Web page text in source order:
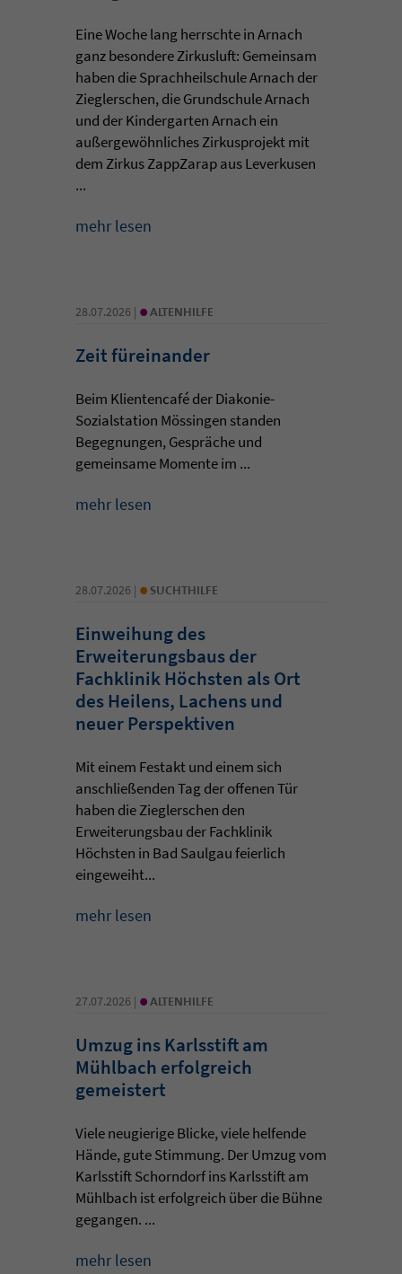
Eine Woche lang herrschte in Arnach
ganz besondere Zirkusluft: Gemeinsam
haben die Sprachheilschule Arnach der
Zieglerschen, die Grundschule Arnach
und der Kindergarten Arnach ein
außergewöhnliches Zirkusprojekt mit
dem Zirkus ZappZarap aus Leverkusen
...
mehr lesen
28.07.2026 | • ALTENHILFE
Zeit füreinander
Beim Klientencafé der Diakonie-
Sozialstation Mössingen standen
Begegnungen, Gespräche und
gemeinsame Momente im ...
mehr lesen
28.07.2026 | • SUCHTHILFE
Einweihung des
Erweiterungsbaus der
Fachklinik Höchsten als Ort
des Heilens, Lachens und
neuer Perspektiven
Mit einem Festakt und einem sich
anschließenden Tag der offenen Tür
haben die Zieglerschen den
Erweiterungsbau der Fachklinik
Höchsten in Bad Saulgau feierlich
eingeweiht...
mehr lesen
27.07.2026 | • ALTENHILFE
Umzug ins Karlsstift am
Mühlbach erfolgreich
gemeistert
Viele neugierige Blicke, viele helfende
Hände, gute Stimmung. Der Umzug vom
Karlsstift Schorndorf ins Karlsstift am
Mühlbach ist erfolgreich über die Bühne
gegangen. ...
mehr lesen